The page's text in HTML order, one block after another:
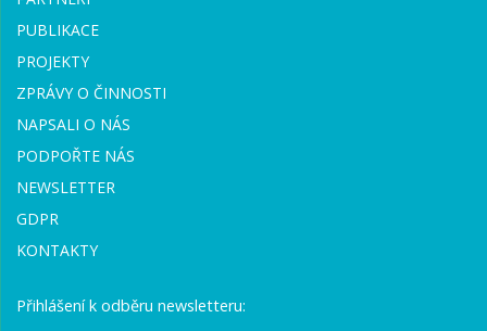
PUBLIKACE
PROJEKTY
ZPRÁVY O ČINNOSTI
NAPSALI O NÁS
PODPOŘTE NÁS
NEWSLETTER
GDPR
KONTAKTY
Přihlášení k odběru newsletteru: